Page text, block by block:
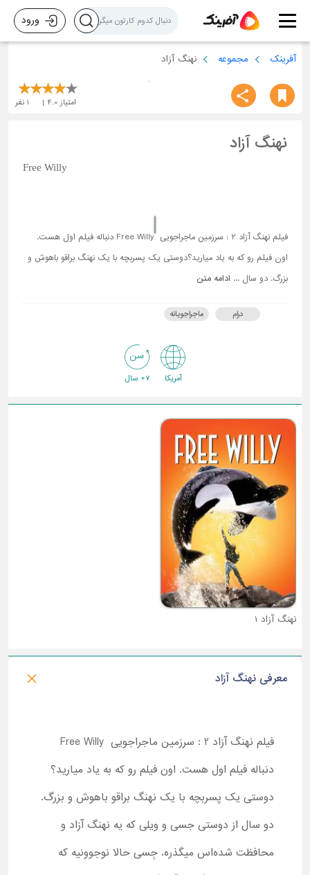
ورود
آفرینک مجموعه نهنگ آزاد
امتیاز 4.0
1 نفر
نهنگ آزاد
Free Willy
فیلم نهنگ آزاد 2 : سرزمین ماجراجویی Free Willy دنباله فیلم اول هست.
اون فیلم رو که به یاد میارید؟دوستی یک پسربچه با یک نهنگ براقو باهوش و
بزرگ. دو سال ... ادامه متن
درام ماجراجویانه
آمریکا 7+ سال
نهنگ آزاد 1
معرفی نهنگ آزاد
فیلم نهنگ آزاد 2 : سرزمین ماجراجویی Free Willy
دنباله فیلم اول هست. اون فیلم رو که به یاد میارید؟
دوستی یک پسربچه با یک نهنگ براقو باهوش و بزرگ.
دو سال از دوستی جسی و ویلی که یه نهنگ آزاد و
محافظت شده‌اس می­گذره. جِسی حالا نوجوونیه که